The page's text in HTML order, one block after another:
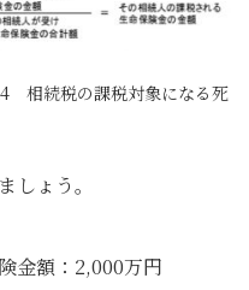
相続税の課税対象になる死
しょう。
金額：2,000万円